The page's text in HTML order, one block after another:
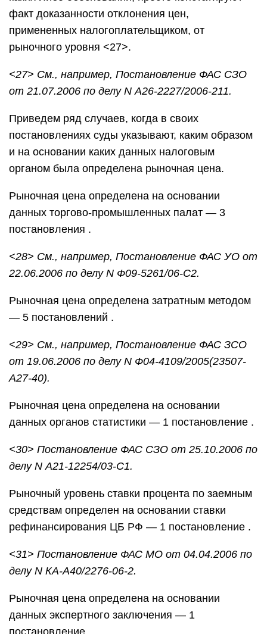
факт доказанности отклонения цен,
примененных налогоплательщиком, от
рыночного уровня <27>.
<27> См., например, Постановление ФАС СЗО
от 21.07.2006 по делу N А26-2227/2006-211.
Приведем ряд случаев, когда в своих
постановлениях суды указывают, каким образом
и на основании каких данных налоговым
органом была определена рыночная цена.
Рыночная цена определена на основании
данных торгово-промышленных палат — 3
постановления .
<28> См., например, Постановление ФАС УО от
22.06.2006 по делу N Ф09-5261/06-С2.
Рыночная цена определена затратным методом
— 5 постановлений .
<29> См., например, Постановление ФАС ЗСО
от 19.06.2006 по делу N Ф04-4109/2005(23507-
А27-40).
Рыночная цена определена на основании
данных органов статистики — 1 постановление .
<30> Постановление ФАС СЗО от 25.10.2006 по
делу N А21-12254/03-С1.
Рыночный уровень ставки процента по заемным
средствам определен на основании ставки
рефинансирования ЦБ РФ — 1 постановление .
<31> Постановление ФАС МО от 04.04.2006 по
делу N КА-А40/2276-06-2.
Рыночная цена определена на основании
данных экспертного заключения — 1
постановление .